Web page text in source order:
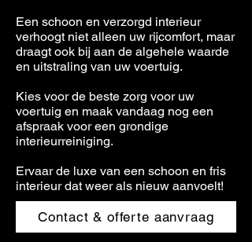
Een schoon en verzorgd interieur
verhoogt niet alleen uw rijcomfort, maar
draagt ook bij aan de algehele waarde
en uitstraling van uw voertuig.
Kies voor de beste zorg voor uw
voertuig en maak vandaag nog een
afspraak voor een grondige
interieurreiniging.
Ervaar de luxe van een schoon en fris
interieur dat weer als nieuw aanvoelt!
Contact & offerte aanvraag